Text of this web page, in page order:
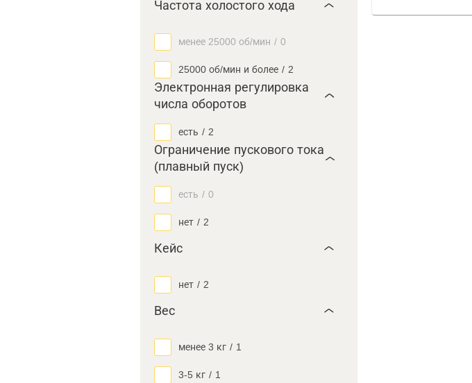
Частота холостого хода
менее 25000 об/мин / 0
25000 об/мин и более / 2
Электронная регулировка
числа оборотов
есть / 2
Ограничение пускового тока
(плавный пуск)
есть / 0
нет / 2
Кейс
нет / 2
Вес
менее 3 кг / 1
3-5 кг / 1